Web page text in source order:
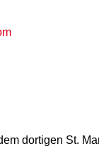
dortigen St.